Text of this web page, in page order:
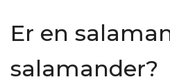
Er en
salamander?